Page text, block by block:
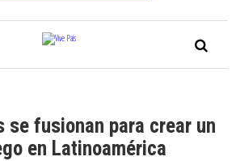
se fusionan para crear un
en Latinoamérica